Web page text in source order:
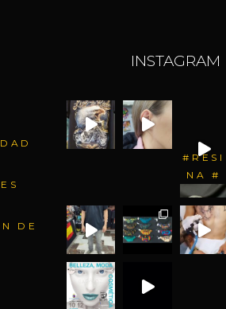
DE
INSTAGRAM
#RESI
NA #